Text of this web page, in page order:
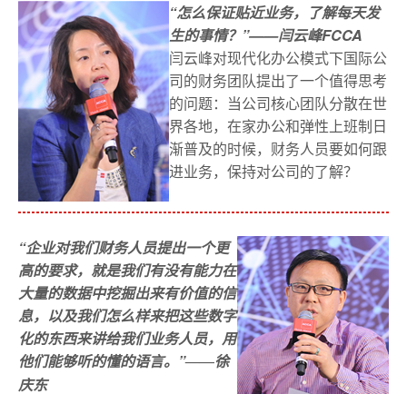
“怎么保证贴近业务，了解每天发
生的事情？”——闫云峰FCCA
闫云峰对现代化办公模式下国际公
司的财务团队提出了一个值得思考
的问题：当公司核心团队分散在世
界各地，在家办公和弹性上班制日
渐普及的时候，财务人员要如何跟
进业务，保持对公司的了解？
“企业对我们财务人员提出一个更
高的要求，就是我们有没有能力在
大量的数据中挖掘出来有价值的信
息，以及我们怎么样来把这些数字
化的东西来讲给我们业务人员，用
他们能够听的懂的语言。”——徐
庆东